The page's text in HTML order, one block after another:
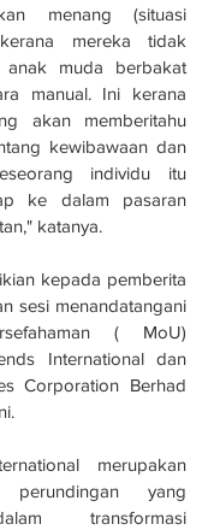
menang (situasi
mereka tidak
anak muda berbakat
manual. Ini kerana
akan memberitahu
kewibawaan dan
individu itu
ke dalam pasaran
katanya.
kepada pemberita
sesi menandatangani
( MoU)
International dan
Corporation Berhad
merupakan
perundingan yang
transformasi